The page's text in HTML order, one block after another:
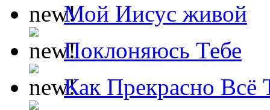
Мой Иисус живой
Поклоняюсь Тебе
Как Прекрасно Всё